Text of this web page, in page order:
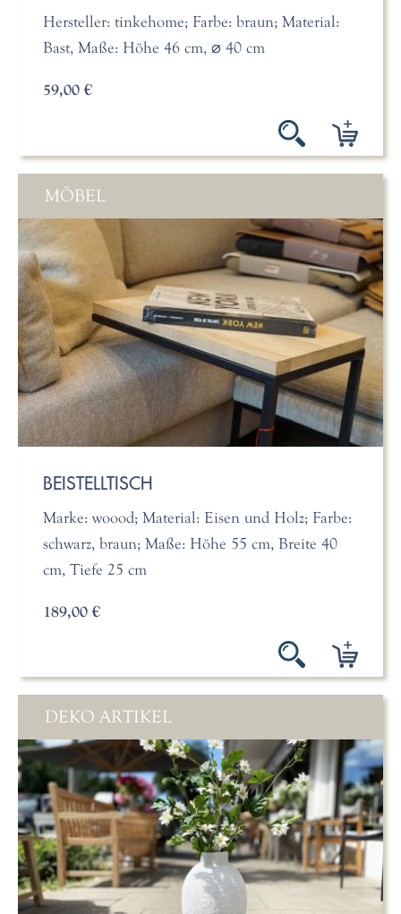
Hersteller: tinkehome; Farbe: braun; Material:
Bast, Maße: Höhe 46 cm, ⌀ 40 cm
59,00 €
MÖBEL
BEISTELLTISCH
Marke: woood; Material: Eisen und Holz; Farbe:
schwarz, braun; Maße: Höhe 55 cm, Breite 40
cm, Tiefe 25 cm
189,00 €
DEKO ARTIKEL